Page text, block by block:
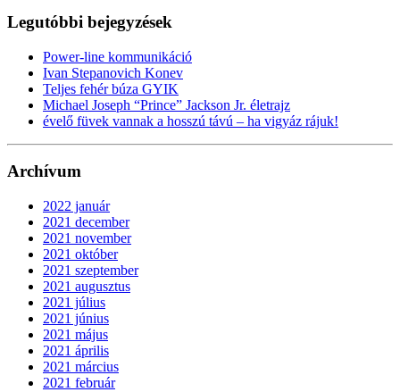
Legutóbbi bejegyzések
Power-line kommunikáció
Ivan Stepanovich Konev
Teljes fehér búza GYIK
Michael Joseph “Prince” Jackson Jr. életrajz
évelő füvek vannak a hosszú távú – ha vigyáz rájuk!
Archívum
2022 január
2021 december
2021 november
2021 október
2021 szeptember
2021 augusztus
2021 július
2021 június
2021 május
2021 április
2021 március
2021 február